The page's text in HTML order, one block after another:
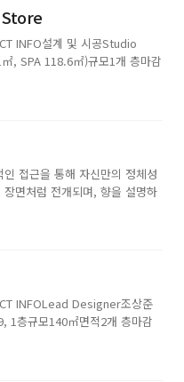
INFO설계 및 시공Studio
, SPA 118.6㎡)규모1개 층마감
접근을 통해 자신만의 정체성
면처럼 전개되며, 향을 설명하
INFOLead Designer조상준
1층규모140㎡면적2개 층마감